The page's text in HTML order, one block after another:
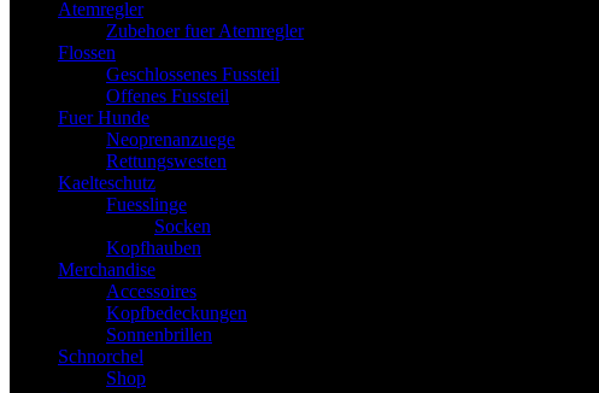
Atemregler
Zubehoer fuer Atemregler
Flossen
Geschlossenes Fussteil
Offenes Fussteil
Fuer Hunde
Neoprenanzuege
Rettungswesten
Kaelteschutz
Fuesslinge
Socken
Kopfhauben
Merchandise
Accessoires
Kopfbedeckungen
Sonnenbrillen
Schnorchel
Shop